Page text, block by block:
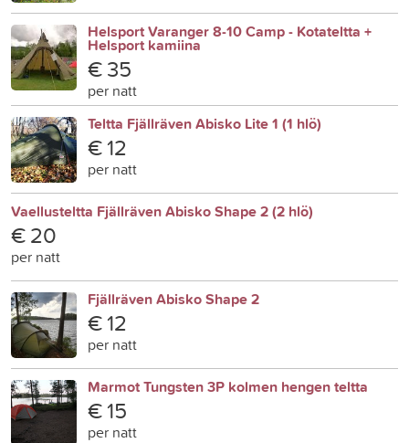
Helsport Varanger 8-10 Camp - Kotateltta +
Helsport kamiina
€ 35
per natt
Teltta Fjällräven Abisko Lite 1 (1 hlö)
€ 12
per natt
Vaellusteltta Fjällräven Abisko Shape 2 (2 hlö)
€ 20
per natt
Fjällräven Abisko Shape 2
€ 12
per natt
Marmot Tungsten 3P kolmen hengen teltta
€ 15
per natt